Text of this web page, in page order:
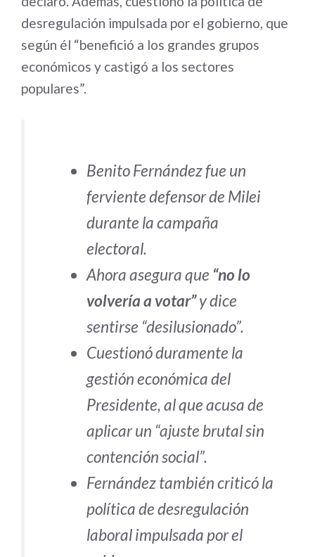
desregulación impulsada por el gobierno, que
según él “benefició a los grandes grupos
económicos y castigó a los sectores
populares”.
Benito Fernández fue un
ferviente defensor de Milei
durante la campaña
electoral.
Ahora asegura que “no lo
volvería a votar”y dice
sentirse “desilusionado”.
Cuestionó duramente la
gestión económica del
Presidente, al que acusa de
aplicar un “ajuste brutal sin
contención social”.
Fernández también criticó la
política de desregulación
laboral impulsada por el